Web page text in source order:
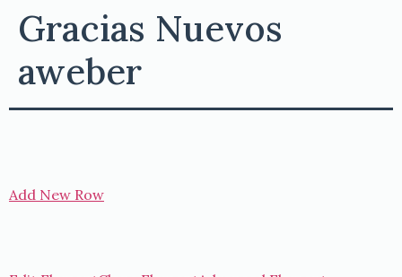
Gracias Nuevos
aweber
Add New Row